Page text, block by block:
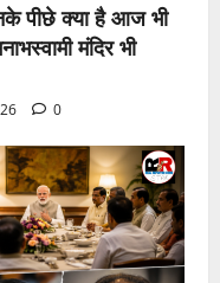
पीछे क्या है आज भी
मंदिर भी
0